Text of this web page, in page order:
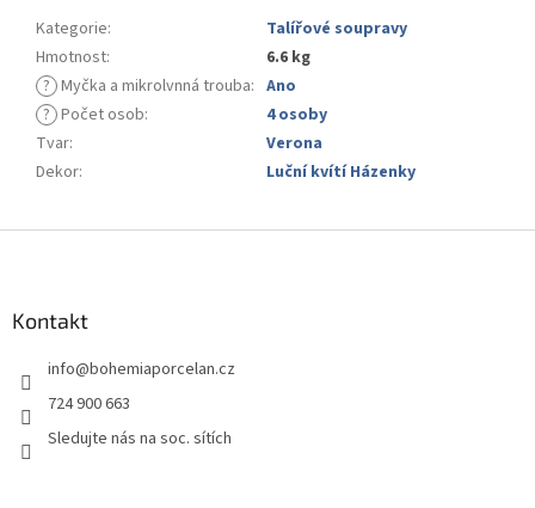
Kategorie:
Talířové soupravy
Hmotnost:
6.6 kg
? Myčka a mikrolvnná trouba: Ano
? Počet osob:
4 osoby
Tvar:
Verona
Dekor: Luční kvítí Házenky
Kontakt
info@bohemiaporcelan.cz
724 900 663
Sledujte nás na soc. sítích